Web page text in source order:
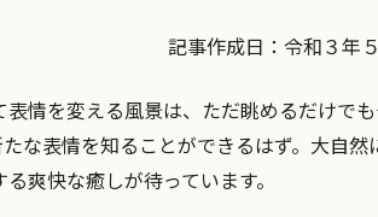
記事作成日：令和３年
情を変える風景は、ただ眺めるだけで
な表情を知ることができるはず。大自然
爽快な癒しが待っています。